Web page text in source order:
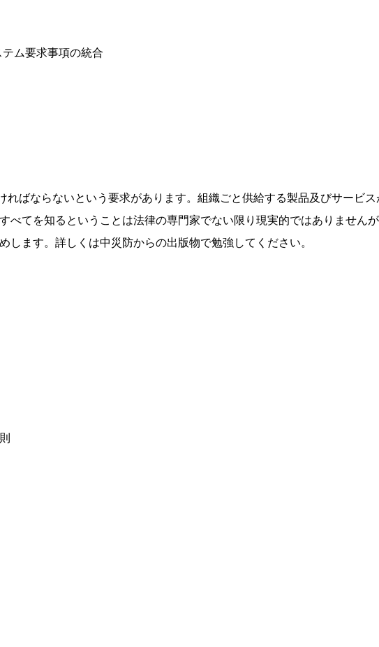
ム要求事項の統合
ればならないという要求があります。組織ごと供給する製品及びサービ
べてを知るということは法律の専門家でない限り現実的ではありません
ます。詳しくは中災防からの出版物で勉強してください。